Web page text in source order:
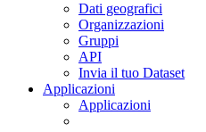
Dati geografici
Organizzazioni
Gruppi
API
Invia il tuo Dataset
Applicazioni
Applicazioni